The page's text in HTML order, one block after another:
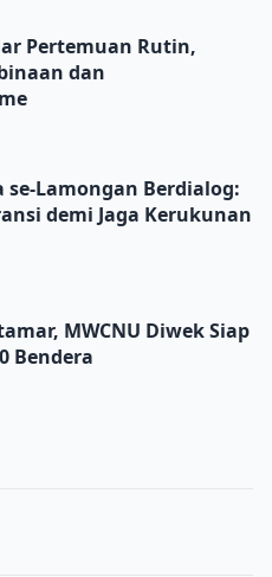
Rutin, Perkuat Pembinaan
Pertemuan Rutin,
dan
Berdialog: Perkuat
se-Lamongan Berdialog:
demi Jaga Kerukunan
Diwek Siap Kibarkan 1000
MWCNU Diwek Siap
Bendera